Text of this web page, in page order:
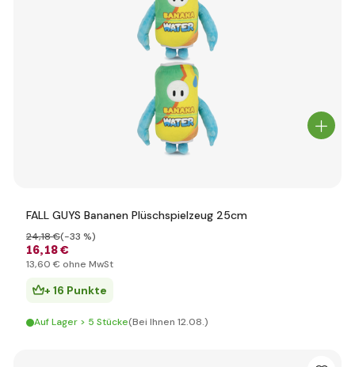
FALL GUYS Bananen Plüschspielzeug 25cm
16,18 €
24,18 €(-33 %)
13,60 € ohne MwSt
+ 16 Punkte
Auf Lager > 5 Stücke(Bei Ihnen 12.08.)